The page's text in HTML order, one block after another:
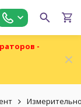
-